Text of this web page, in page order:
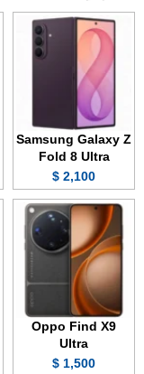
Samsung Galaxy Z
Fold 8 Ultra
2,100 $
Oppo Find X9
Ultra
1,500 $